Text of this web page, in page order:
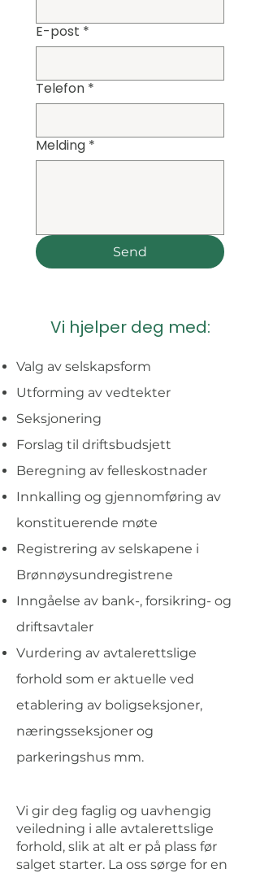
E-post *
Telefon *
Melding *
Send
Vi hjelper deg med:
Valg av selskapsform
Utforming av vedtekter
Seksjonering
Forslag til driftsbudsjett
Beregning av felleskostnader
Innkalling og gjennomføring av
konstituerende møte
Registrering av selskapene i
Brønnøysundregistrene
Inngåelse av bank-, forsikring- og
driftsavtaler
Vurdering av avtalerettslige
forhold som er aktuelle ved
etablering av boligseksjoner,
næringsseksjoner og
parkeringshus mm.
Vi gir deg faglig og uavhengig
veiledning i alle avtalerettslige
forhold, slik at alt er på plass før
salget starter. La oss sørge for en